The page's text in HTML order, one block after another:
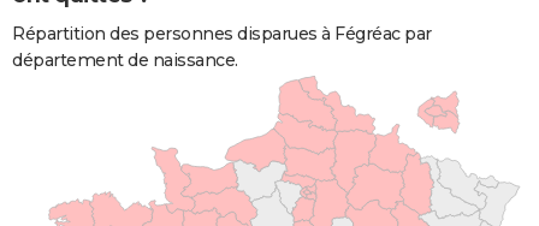
Répartition des personnes disparues à Fégréac par
département de naissance.